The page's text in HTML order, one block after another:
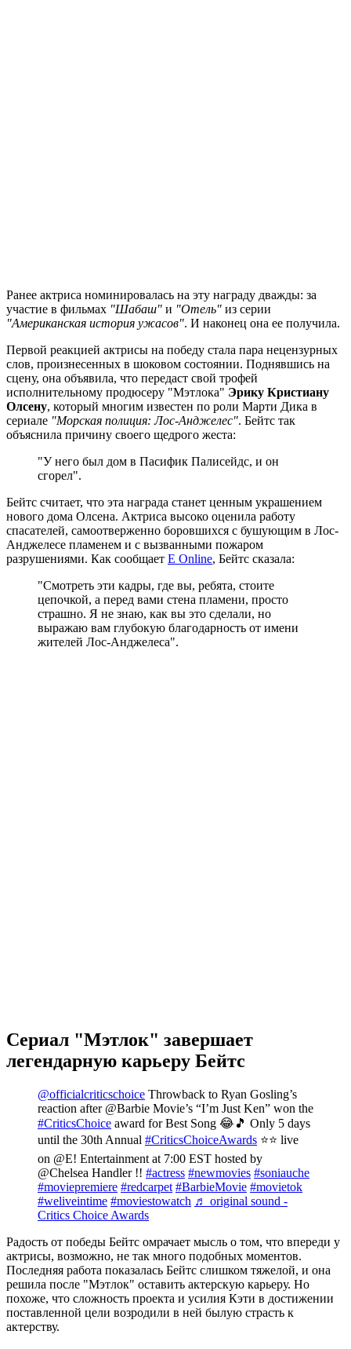
Ранее актриса номинировалась на эту награду дважды: за
участие в фильмах "Шабаш" и "Отель" из серии
"Американская история ужасов". И наконец она ее получила.
Первой реакцией актрисы на победу стала пара нецензурных
слов, произнесенных в шоковом состоянии. Поднявшись на
сцену, она объявила, что передаст свой трофей
исполнительному продюсеру "Мэтлока" Эрику Кристиану
Олсену, который многим известен по роли Марти Дика в
сериале "Морская полиция: Лос-Анджелес". Бейтс так
объяснила причину своего щедрого жеста:
"У него был дом в Пасифик Палисейдс, и он
сгорел".
Бейтс считает, что эта награда станет ценным украшением
нового дома Олсена. Актриса высоко оценила работу
спасателей, самоотверженно боровшихся с бушующим в Лос-
Анджелесе пламенем и с вызванными пожаром
разрушениями. Как сообщает E Online, Бейтс сказала:
"Смотреть эти кадры, где вы, ребята, стоите
цепочкой, а перед вами стена пламени, просто
страшно. Я не знаю, как вы это сделали, но
выражаю вам глубокую благодарность от имени
жителей Лос-Анджелеса".
Сериал "Мэтлок" завершает
легендарную карьеру Бейтс
@officialcriticschoice Throwback to Ryan Gosling’s
reaction after @Barbie Movie’s “I’m Just Ken” won the
#CriticsChoice award for Best Song 😂🎵 Only 5 days
until the 30th Annual #CriticsChoiceAwards ⭐️⭐️ live
on @E! Entertainment at 7:00 EST hosted by
@Chelsea Handler !! #actress #newmovies #soniauche
#moviepremiere #redcarpet #BarbieMovie #movietok
#weliveintime #moviestowatch ♬ original sound -
Critics Choice Awards
Радость от победы Бейтс омрачает мысль о том, что впереди у
актрисы, возможно, не так много подобных моментов.
Последняя работа показалась Бейтс слишком тяжелой, и она
решила после "Мэтлок" оставить актерскую карьеру. Но
похоже, что сложность проекта и усилия Кэти в достижении
поставленной цели возродили в ней былую страсть к
актерству.